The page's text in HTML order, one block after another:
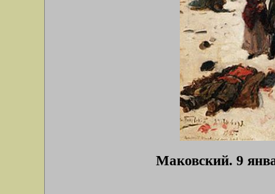
Маковский. 9